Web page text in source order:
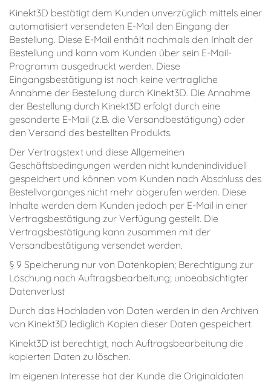
Kinekt3D bestätigt dem Kunden unverzüglich mittels einer
automatisiert versendeten E-Mail den Eingang der
Bestellung. Diese E-Mail enthält nochmals den Inhalt der
Bestellung und kann vom Kunden über sein E-Mail-
Programm ausgedruckt werden. Diese
Eingangsbestätigung ist noch keine vertragliche
Annahme der Bestellung durch Kinekt3D. Die Annahme
der Bestellung durch Kinekt3D erfolgt durch eine
gesonderte E-Mail (z.B. die Versandbestätigung) oder
den Versand des bestellten Produkts.
Der Vertragstext und diese Allgemeinen
Geschäftsbedingungen werden nicht kundenindividuell
gespeichert und können vom Kunden nach Abschluss des
Bestellvorganges nicht mehr abgerufen werden. Diese
Inhalte werden dem Kunden jedoch per E-Mail in einer
Vertragsbestätigung zur Verfügung gestellt. Die
Vertragsbestätigung kann zusammen mit der
Versandbestätigung versendet werden.
§ 9 Speicherung nur von Datenkopien; Berechtigung zur
Löschung nach Auftragsbearbeitung; unbeabsichtigter
Datenverlust
Durch das Hochladen von Daten werden in den Archiven
von Kinekt3D lediglich Kopien dieser Daten gespeichert.
Kinekt3D ist berechtigt, nach Auftragsbearbeitung die
kopierten Daten zu löschen.
Im eigenen Interesse hat der Kunde die Originaldaten